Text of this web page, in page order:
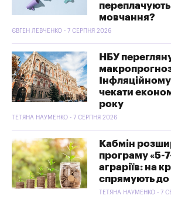
переплачують
мовчання?
ЄВГЕН ЛЕВЧЕНКО - 7 СЕРПНЯ 2026
НБУ
Інфляційному
чекати
року
ТЕТЯНА НАУМЕНКО - 7 СЕРПНЯ 2026
Кабмін
програму «5-
аграріїв: на
спрямують
ТЕТЯНА НАУМЕНКО - 7